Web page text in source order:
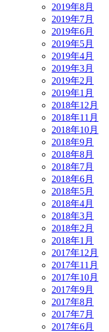
2019年8月
2019年7月
2019年6月
2019年5月
2019年4月
2019年3月
2019年2月
2019年1月
2018年12月
2018年11月
2018年10月
2018年9月
2018年8月
2018年7月
2018年6月
2018年5月
2018年4月
2018年3月
2018年2月
2018年1月
2017年12月
2017年11月
2017年10月
2017年9月
2017年8月
2017年7月
2017年6月